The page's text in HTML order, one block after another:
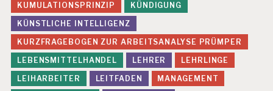
KUMULATIONSPRINZIP
KÜNDIGUNG
KÜNSTLICHE INTELLIGENZ
KURZFRAGEBOGEN ZUR ARBEITSANALYSE PRÜMPER
LEBENSMITTELHANDEL
LEHRER
LEHRLINGE
LEIHARBEITER
LEITFADEN
MANAGEMENT